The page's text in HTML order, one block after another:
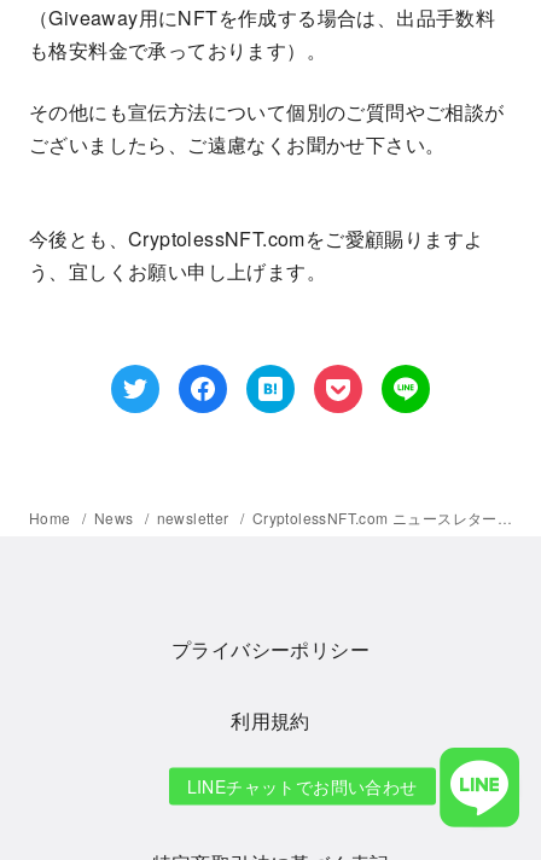
（Giveaway用にNFTを作成する場合は、出品手数料
も格安料金で承っております）。
その他にも宣伝方法について個別のご質問やご相談が
ございましたら、ご遠慮なくお聞かせ下さい。
今後とも、CryptolessNFT.comをご愛顧賜りますよ
う、宜しくお願い申し上げます。
Home News newsletter CryptolessNFT.com ニュースレター 2022年5月5日号 – Twitterを活用したNFTの広報レッスン②
プライバシーポリシー
利用規約
ホームページ